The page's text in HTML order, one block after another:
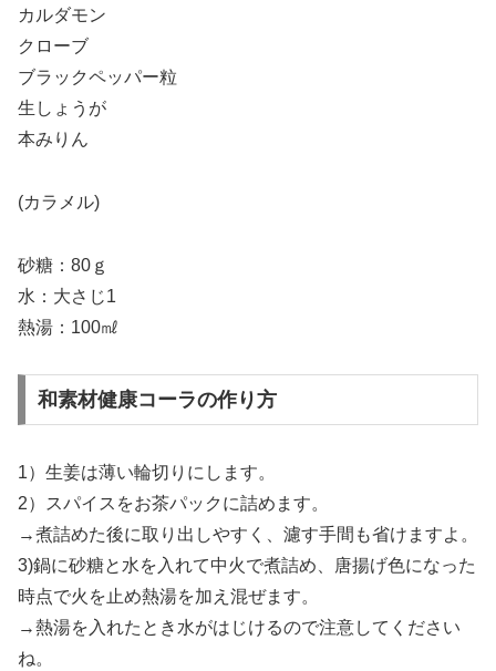
カルダモン
クローブ
ブラックペッパー粒
生しょうが
本みりん
(カラメル)
砂糖：80ｇ
水：大さじ1
熱湯：100㎖
和素材健康コーラの作り方
1）生姜は薄い輪切りにします。
2）スパイスをお茶パックに詰めます。
→煮詰めた後に取り出しやすく、濾す手間も省けますよ。
3)鍋に砂糖と水を入れて中火で煮詰め、唐揚げ色になった
時点で火を止め熱湯を加え混ぜます。
→熱湯を入れたとき水がはじけるので注意してください
ね。